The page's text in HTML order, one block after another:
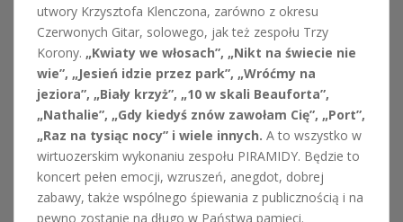
utwory Krzysztofa Klenczona, zarówno z okresu
Czerwonych Gitar, solowego, jak też zespołu Trzy
Korony. „Kwiaty we włosach”, „Nikt na świecie nie
wie”, „Jesień idzie przez park”, „Wróćmy na
jeziora”, „Biały krzyż”, „10 w skali Beauforta”,
„Nathalie”, „Gdy kiedyś znów zawołam Cię”, „Port”,
„Raz na tysiąc nocy” i wiele innych. A to wszystko w
wirtuozerskim wykonaniu zespołu PIRAMIDY. Będzie to
koncert pełen emocji, wzruszeń, anegdot, dobrej
zabawy, także wspólnego śpiewania z publicznością i na
pewno zostanie na długo w Państwa pamięci.